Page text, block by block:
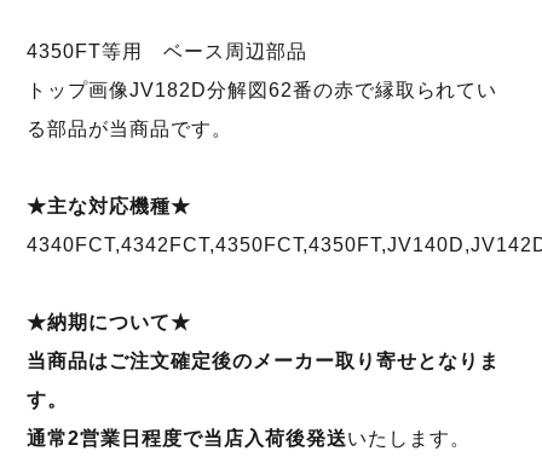
4350FT等用 ベース周辺部品
トップ画像JV182D分解図62番の赤で縁取られてい
る部品が当商品です。
★主な対応機種★
★納期について★
当商品はご注文確定後のメーカー取り寄せとなりま
す。
通常2営業日程度で当店入荷後発送いたします。